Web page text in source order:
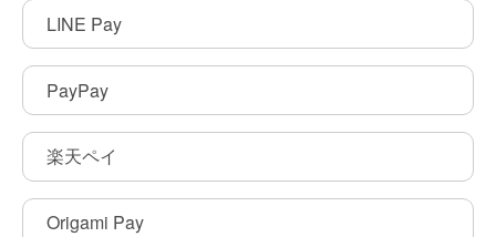
LINE Pay
PayPay
楽天ペイ
Origami Pay